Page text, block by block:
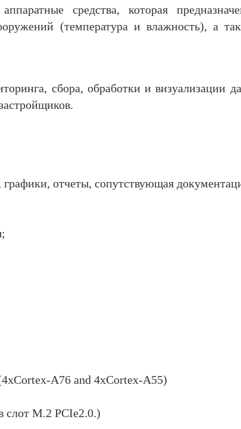
средства, которая
(температура и влажность), а
сбора, обработки и визуализации
отчеты, сопутствующая
A76 and 4xCortex-A55)
слот M.2 PCIe2.0.)